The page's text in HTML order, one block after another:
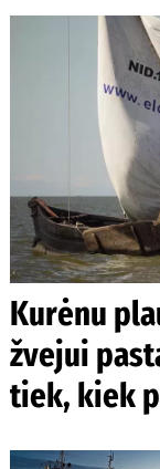
Kurėnu
žvejui
tiek, kiek